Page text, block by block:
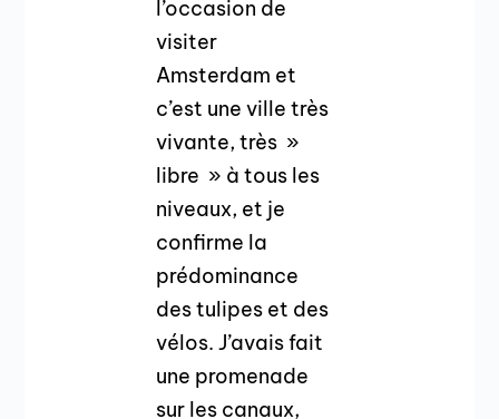
l’occasion de
visiter
Amsterdam et
c’est une ville très
vivante, très »
libre » à tous les
niveaux, et je
confirme la
prédominance
des tulipes et des
vélos. J’avais fait
une promenade
sur les canaux,